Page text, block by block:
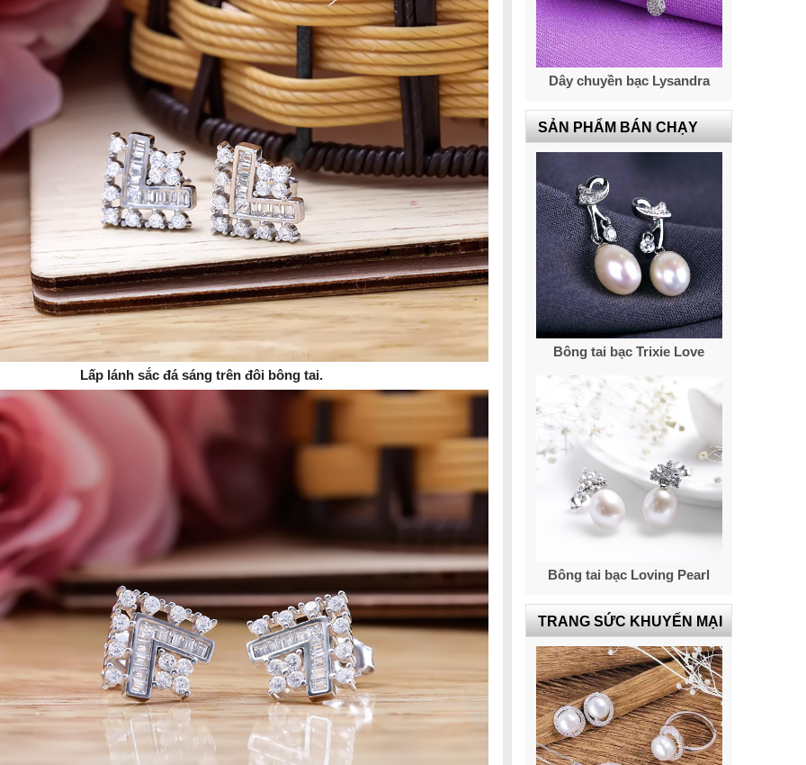
Lấp lánh sắc đá sáng trên đôi bông tai.
Dây chuyền bạc Lysandra
SẢN PHẨM BÁN CHẠY
Bông tai bạc Trixie Love
Bông tai bạc Loving Pearl
TRANG SỨC KHUYẾN MẠI